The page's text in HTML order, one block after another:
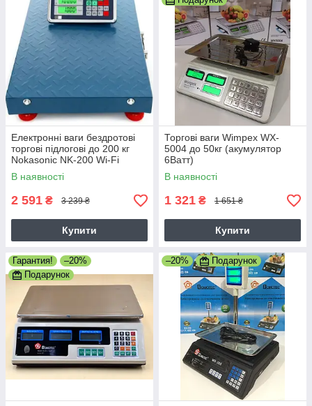
Електронні ваги бездротові
торгові підлогові до 200 кг
Nokasonic NK-200 Wi-Fi
320х420 мм
В наявності
2 591 ₴ 3 239 ₴
Купити
Торгові ваги Wimpex WX-
5004 до 50кг (акумулятор
6Ватт)
В наявності
1 321 ₴ 1 651 ₴
Купити
Гарантия!
–20%
Подарунок
–20% Подарунок